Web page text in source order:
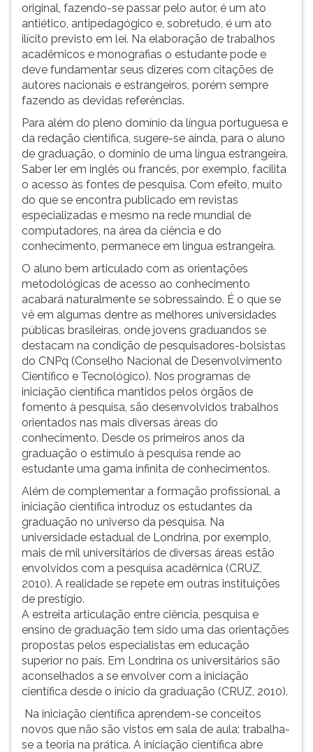
original, fazendo-se passar pelo autor, é um ato
antiético, antipedagógico e, sobretudo, é um ato
ilícito previsto em lei. Na elaboração de trabalhos
acadêmicos e monografias o estudante pode e
deve fundamentar seus dizeres com citações de
autores nacionais e estrangeiros, porém sempre
fazendo as devidas referências.
Para além do pleno domínio da língua portuguesa e
da redação científica, sugere-se ainda, para o aluno
de graduação, o domínio de uma língua estrangeira.
Saber ler em inglês ou francês, por exemplo, facilita
o acesso às fontes de pesquisa. Com efeito, muito
do que se encontra publicado em revistas
especializadas e mesmo na rede mundial de
computadores, na área da ciência e do
conhecimento, permanece em língua estrangeira.
O aluno bem articulado com as orientações
metodológicas de acesso ao conhecimento
acabará naturalmente se sobressaindo. É o que se
vê em algumas dentre as melhores universidades
públicas brasileiras, onde jovens graduandos se
destacam na condição de pesquisadores-bolsistas
do CNPq (Conselho Nacional de Desenvolvimento
Científico e Tecnológico). Nos programas de
iniciação científica mantidos pelos órgãos de
fomento à pesquisa, são desenvolvidos trabalhos
orientados nas mais diversas áreas do
conhecimento. Desde os primeiros anos da
graduação o estímulo à pesquisa rende ao
estudante uma gama infinita de conhecimentos.
Além de complementar a formação profissional, a
iniciação científica introduz os estudantes da
graduação no universo da pesquisa. Na
universidade estadual de Londrina, por exemplo,
mais de mil universitários de diversas áreas estão
envolvidos com a pesquisa acadêmica (CRUZ,
2010). A realidade se repete em outras instituições
de prestígio.
A estreita articulação entre ciência, pesquisa e
ensino de graduação tem sido uma das orientações
propostas pelos especialistas em educação
superior no país. Em Londrina os universitários são
aconselhados a se envolver com a iniciação
científica desde o início da graduação (CRUZ, 2010).
Na iniciação científica aprendem-se conceitos
novos que não são vistos em sala de aula; trabalha-
se a teoria na prática. A iniciação científica abre